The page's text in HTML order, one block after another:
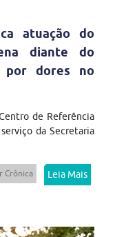
atuação do
diante do
por dores no
de Referência
da Secretaria
Crônica Leia Mais